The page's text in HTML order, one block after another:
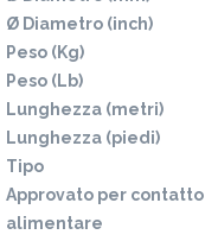
Ø Diametro (inch)
Peso (Kg)
Peso (Lb)
Lunghezza (metri)
Lunghezza (piedi)
Tipo
Approvato per contatto
alimentare